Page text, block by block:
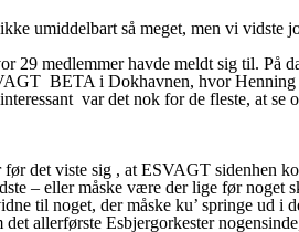
umiddelbart så meget, men vi
29 medlemmer havde meldt sig til. På
BETA i Dokhavnen, hvor
interessant var det nok for de fleste,
det viste sig , at ESVAGT sidenhen
– eller måske være der lige før
til noget, der måske ku’ springe ud i
allerførste Esbjergorkester